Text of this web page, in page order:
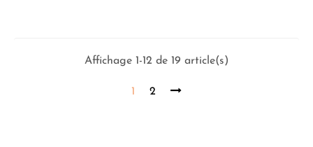
Affichage 1-12 de 19 article(s)
1 2